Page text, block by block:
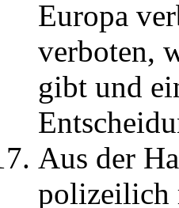
Europa
verboten,
gibt und
Aus der
polizeilich